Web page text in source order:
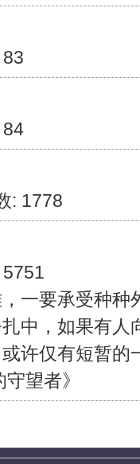
: 1778
一要承受种
中，如果有
或许仅有短暂
望者》